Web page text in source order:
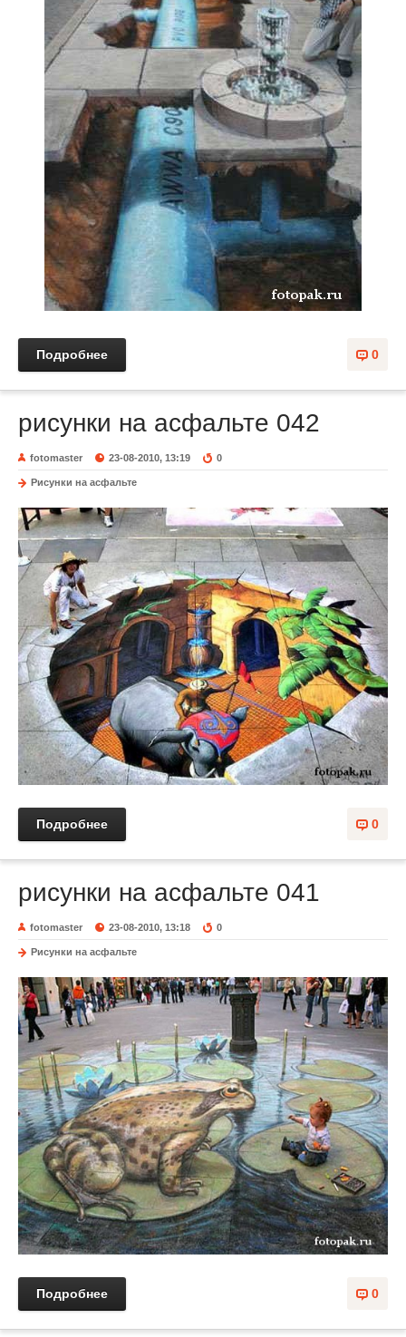
0
Подробнее
рисунки на асфальте 042
fotomaster 23-08-2010, 13:19 0
Рисунки на асфальте
0
Подробнее
рисунки на асфальте 041
fotomaster 23-08-2010, 13:18 0
Рисунки на асфальте
0
Подробнее